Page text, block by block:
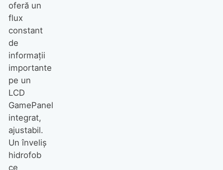
oferă un
flux
constant
de
informaţii
importante
pe un
LCD
GamePanel
integrat,
ajustabil.
Un înveliş
hidrofob
ce